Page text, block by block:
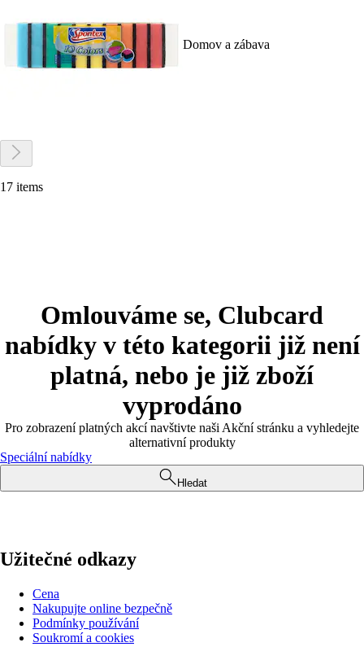
Domov a zábava
17 items
Omlouváme se, Clubcard
nabídky v této kategorii již není
platná, nebo je již zboží
vyprodáno
Pro zobrazení platných akcí navštivte naši Akční stránku a vyhledejte
alternativní produkty
Speciální nabídky
Hledat
Užitečné odkazy
Cena
Nakupujte online bezpečně
Podmínky používání
Soukromí a cookies